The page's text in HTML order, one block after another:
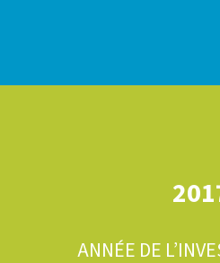
ANNÉE DE